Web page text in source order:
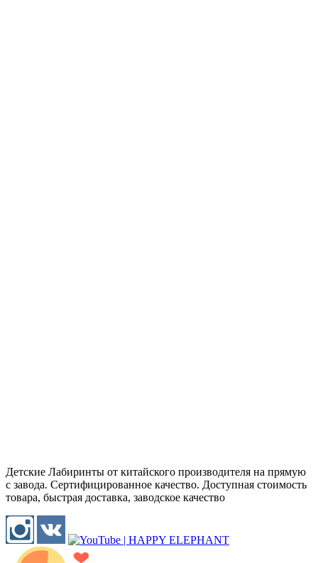
Детские Лабиринты от китайского производителя на прямую
с завода. Сертифицированное качество. Доступная стоимость
товара, быстрая доставка, заводское качество